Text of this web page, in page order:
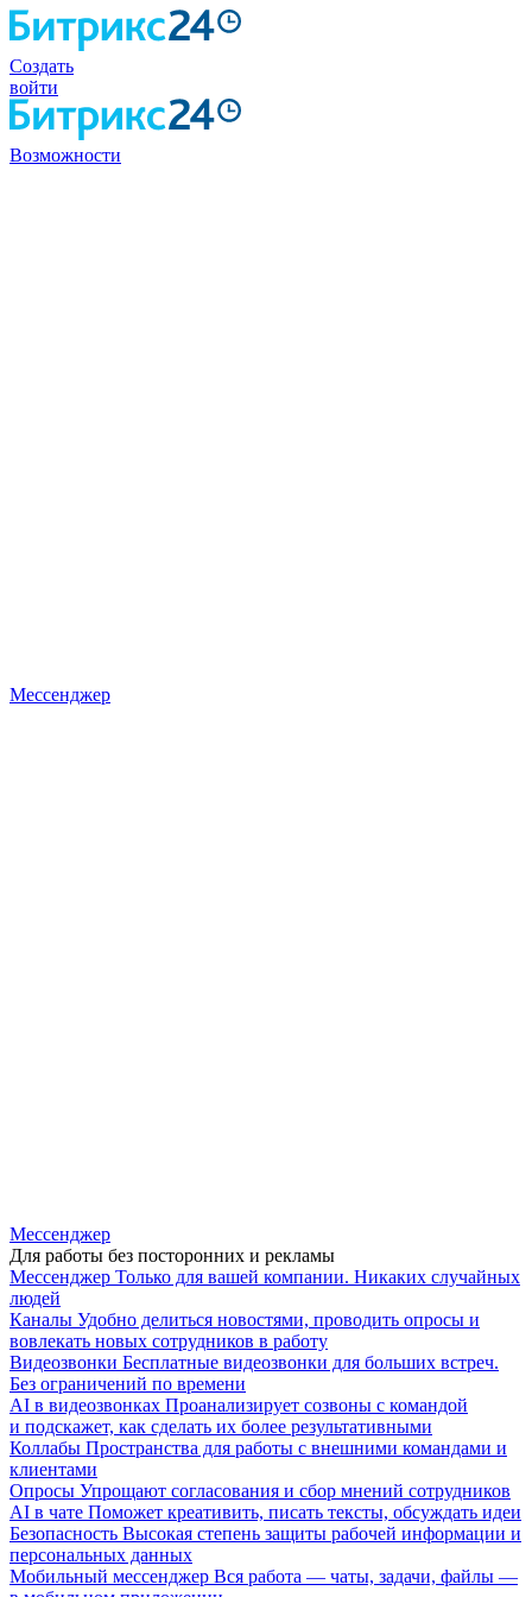
Создать
войти
Возможности
Мессенджер
Мессенджер
Для работы без посторонних и рекламы
Мессенджер Только для вашей компании. Никаких случайных
людей
Каналы Удобно делиться новостями, проводить опросы и
вовлекать новых сотрудников в работу
Видеозвонки Бесплатные видеозвонки для больших встреч.
Без ограничений по времени
AI в видеозвонках Проанализирует созвоны с командой
и подскажет, как сделать их более результативными
Коллабы Пространства для работы с внешними командами и
клиентами
Опросы Упрощают согласования и сбор мнений сотрудников
AI в чате Поможет креативить, писать тексты, обсуждать идеи
Безопасность Высокая степень защиты рабочей информации и
персональных данных
Мобильный мессенджер Вся работа — чаты, задачи, файлы —